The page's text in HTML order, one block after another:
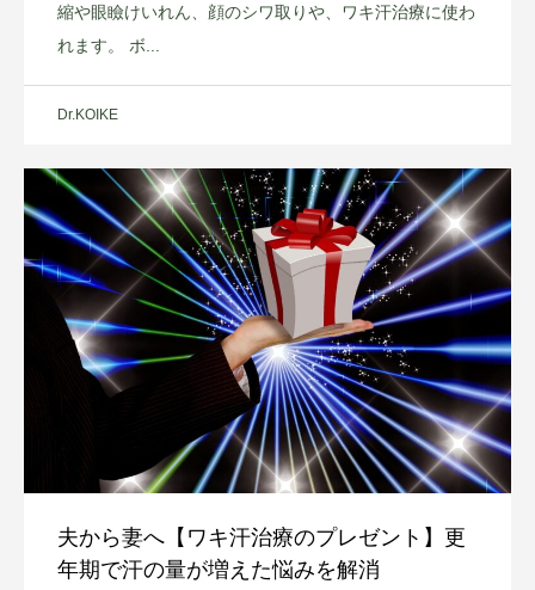
縮や眼瞼けいれん、顔のシワ取りや、ワキ汗治療に使わ
れます。 ボ...
Dr.KOIKE
夫から妻へ【ワキ汗治療のプレゼント】更
年期で汗の量が増えた悩みを解消